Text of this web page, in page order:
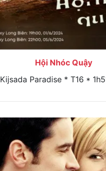
Hội Nhóc Quậy
Kijsada Paradise * T16 *